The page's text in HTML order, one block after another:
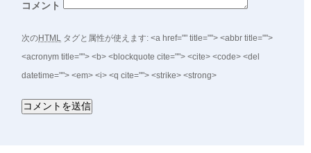
コメント
次のHTML タグと属性が使えます: <a href="" title=""> <abbr title="">
<acronym title=""> <b> <blockquote cite=""> <cite> <code> <del
datetime=""> <em> <i> <q cite=""> <strike> <strong>